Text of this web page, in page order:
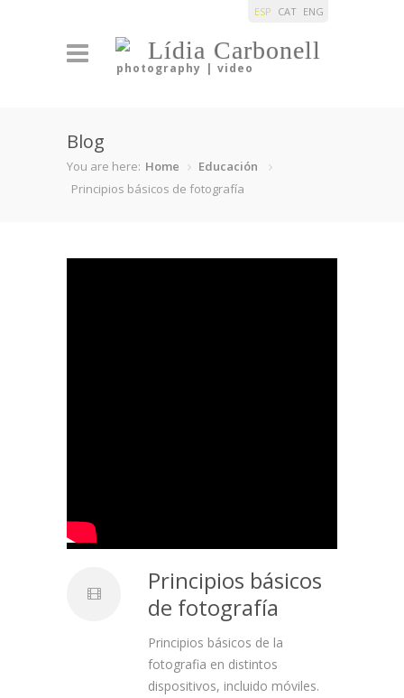
Lídia Carbonell
photography | video
ESP CAT ENG
Blog
You are here: Home
Educación
Principios básicos de fotografía
Principios básicos
de fotografía
Principios básicos de la
fotografia en distintos
dispositivos, incluido móviles.